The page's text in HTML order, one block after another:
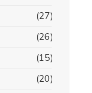
(27)
(26)
(15)
(20)